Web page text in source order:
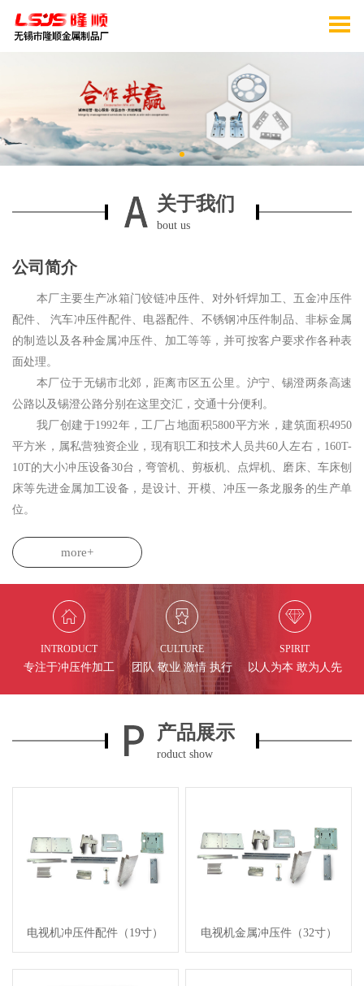
关于我们
bout us
公司简介
本厂主要生产冰箱门铰链冲压件、对外钎焊加工、五金冲压件
配件、 汽车冲压件配件、电器配件、不锈钢冲压件制品、非标金属
的制造以及各种金属冲压件、加工等等，并可按客户要求作各种表
面处理。
本厂位于无锡市北郊，距离市区五公里。沪宁、锡澄两条高速
公路以及锡澄公路分别在这里交汇，交通十分便利。
我厂创建于1992年，工厂占地面积5800平方米，建筑面积4950
平方米，属私营独资企业，现有职工和技术人员共60人左右，160T-
10T的大小冲压设备30台，弯管机、剪板机、点焊机、磨床、车床刨
床等先进金属加工设备，是设计、开模、冲压一条龙服务的生产单
位。
more+
INTRODUCT
专注于冲压件加工
CULTURE
团队 敬业 激情 执行
SPIRIT
以人为本 敢为人先
产品展示
roduct show
电视机冲压件配件（19寸） 电视机金属冲压件（32寸）